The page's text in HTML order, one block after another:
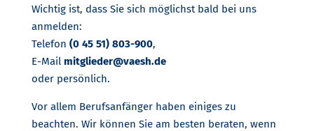
Wichtig ist, dass Sie sich möglichst bald bei uns
anmelden:
Telefon (0 45 51) 803-900,
E-Mail mitglieder@vaesh.de
oder persönlich.
Vor allem Berufsanfänger haben einiges zu
beachten. Wir können Sie am besten beraten, wenn